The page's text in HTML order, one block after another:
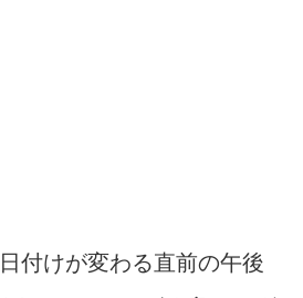
付けが変わる直前の午後